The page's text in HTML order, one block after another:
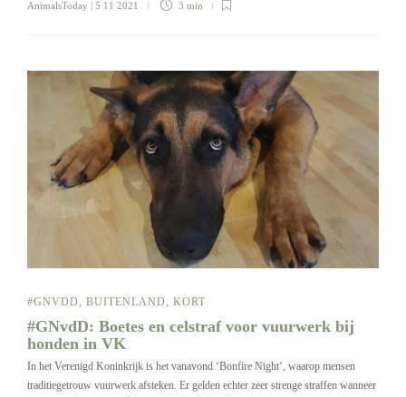
AnimalsToday | 5 11 2021 3 min
#GNVDD, BUITENLAND, KORT
#GNvdD: Boetes en celstraf voor vuurwerk bij
honden in VK
In het Verenigd Koninkrijk is het vanavond ‘Bonfire Night‘, waarop mensen
traditiegetrouw vuurwerk afsteken. Er gelden echter zeer strenge straffen wanneer